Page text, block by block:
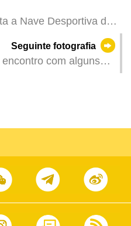
a Nave Desportiva dos
Macau e o Centro de
Seguinte fotografia
com alguns
Consultiva
Instância de Província